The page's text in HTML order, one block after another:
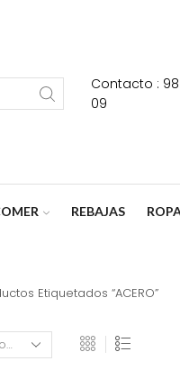
Contacto :
09
REBAJAS
Etiquetados “ACERO”